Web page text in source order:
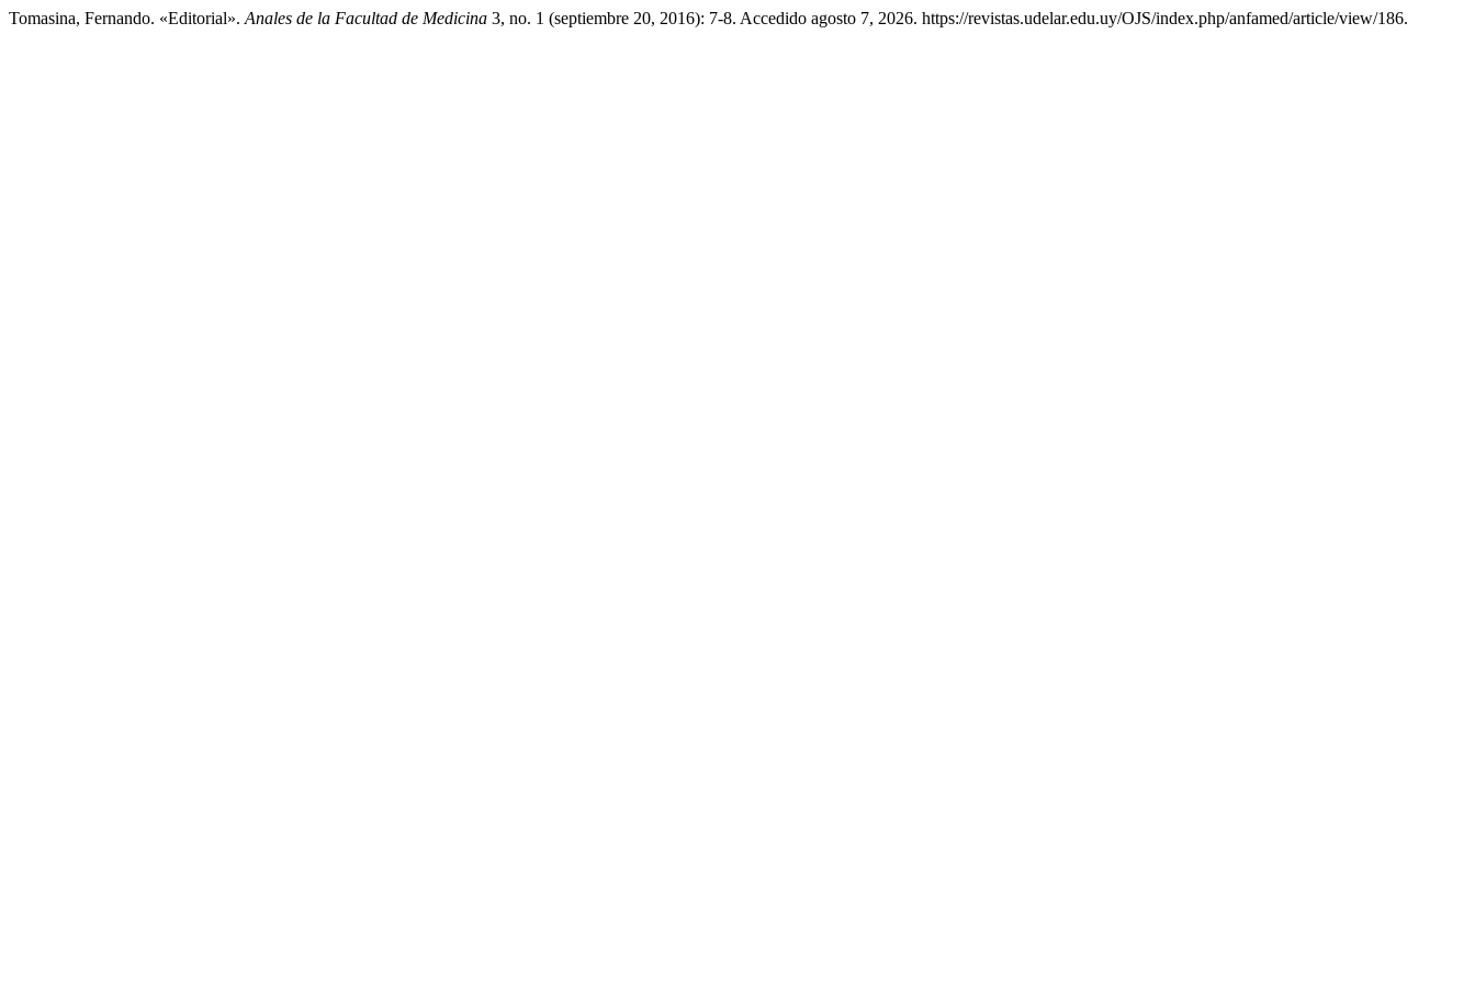
Tomasina, Fernando. «Editorial». Anales de la Facultad de Medicina 3, no. 1 (septiembre 20, 2016): 7-8. Accedido agosto 7, 2026. https://revistas.udelar.edu.uy/OJS/index.php/anfamed/article/view/186.